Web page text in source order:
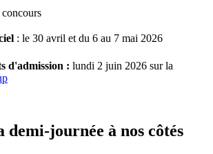
: le 30 avril et du 6 au 7 mai 2026
d'admission : lundi 2 juin 2026 sur la
demi-journée à nos côtés